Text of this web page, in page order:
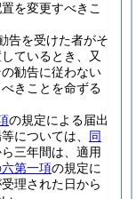
を変更すべきこ
告を受けた者がそ
ているとき、又
勧告に従わない
きことを命ずる
の規定による届出
については、 同
三年間は、適用
第一項の規定に
理された日から